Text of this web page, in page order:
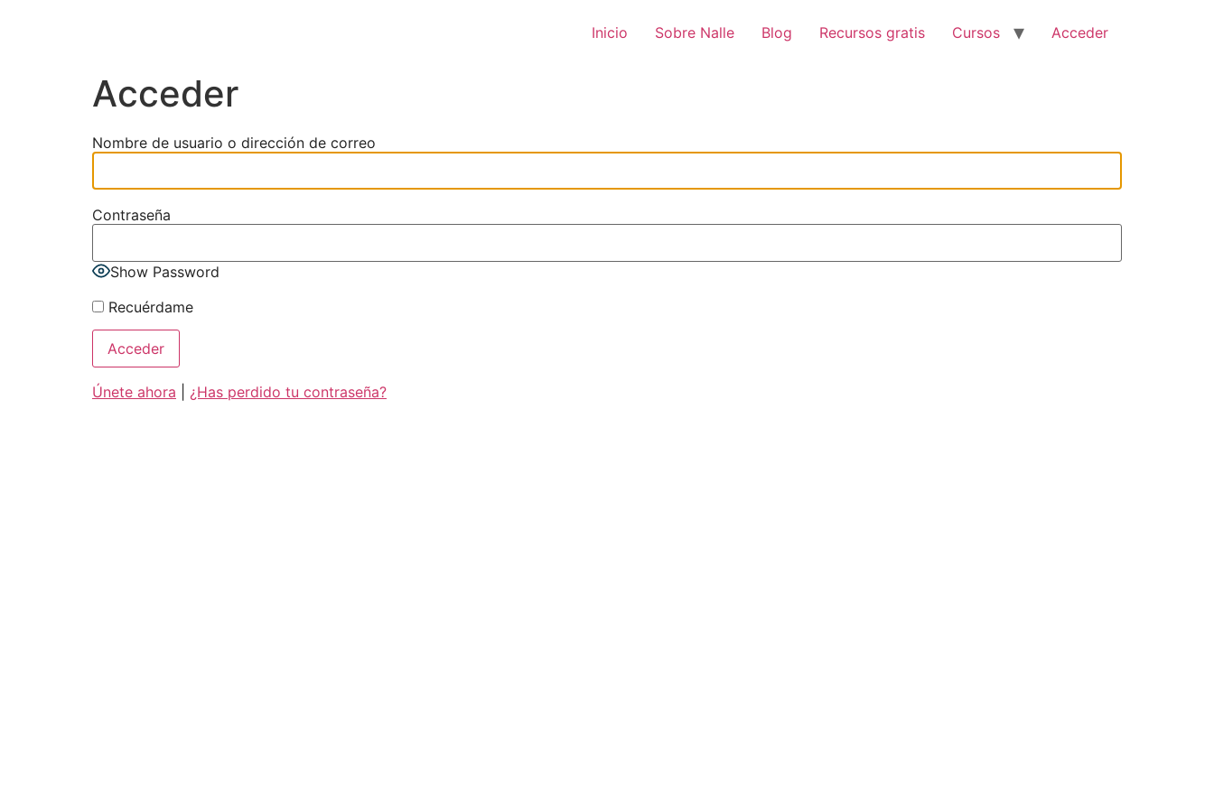
Inicio
Sobre Nalle Blog Recursos gratis Cursos Acceder
Acceder
Nombre de usuario o dirección de correo
Contraseña
Show Password
Recuérdame
Únete ahora ¿Has perdido tu contraseña?